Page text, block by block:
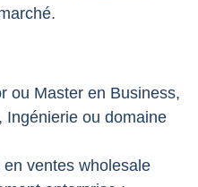
ou Master en Business,
Ingénierie ou domaine
en ventes wholesale